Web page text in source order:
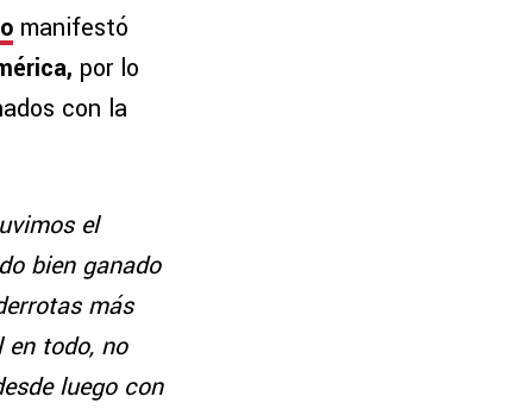
manifestó
por lo
con la
el
bien ganado
más
todo, no
luego con